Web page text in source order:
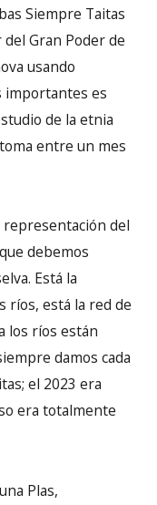
Siempre Taitas
Gran Poder de
usando
importantes es
de la etnia
entre un mes
representación del
debemos
Está la
ríos, está la red de
los ríos están
damos cada
el 2023 era
era totalmente
Plas,